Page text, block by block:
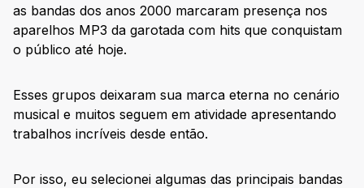
as bandas dos anos 2000 marcaram presença nos
aparelhos MP3 da garotada com hits que conquistam
o público até hoje.
Esses grupos deixaram sua marca eterna no cenário
musical e muitos seguem em atividade apresentando
trabalhos incríveis desde então.
Por isso, eu selecionei algumas das principais bandas